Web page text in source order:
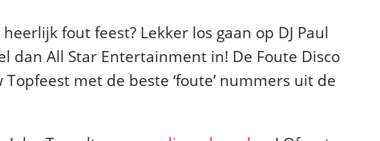
fout feest? Lekker los gaan op DJ Paul
dan All Star Entertainment in! De Foute Disco
met de beste ‘foute’ nummers uit de